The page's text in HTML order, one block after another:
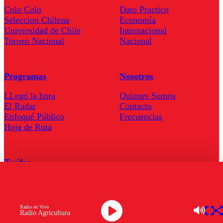
Radio Agricultura
Radio en Vivo
Colo Colo
Seleccion Chilena
Universidad de Chile
Torneo Nacional
Dato Practico
Economía
Internacional
Nacional
Programas
LLegó la hora
El Radar
Enfoqué Público
Hoja de Ruta
Nosotros
Quienes Somos
Contacto
Frecuencias
Tarifas